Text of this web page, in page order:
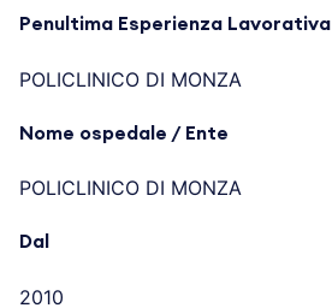
Penultima Esperienza Lavorativa
POLICLINICO DI MONZA
Nome ospedale / Ente
POLICLINICO DI MONZA
Dal
2010